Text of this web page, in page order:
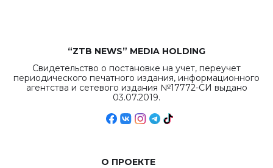
“ZTB NEWS” MEDIA HOLDING
Свидетельство о постановке на учет, переучет
периодического печатного издания, информационного
агентства и сетевого издания №17772-СИ выдано
03.07.2019.
О ПРОЕКТЕ